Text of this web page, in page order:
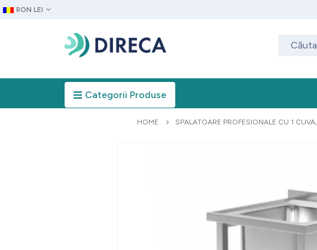
RON LEI
Categorii Produse
HOME SPALATOARE PROFESIONALE CU 1 CUVA,